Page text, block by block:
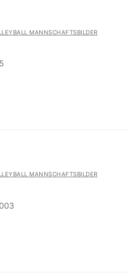
MANNSCHAFTSBILDER
MANNSCHAFTSBILDER